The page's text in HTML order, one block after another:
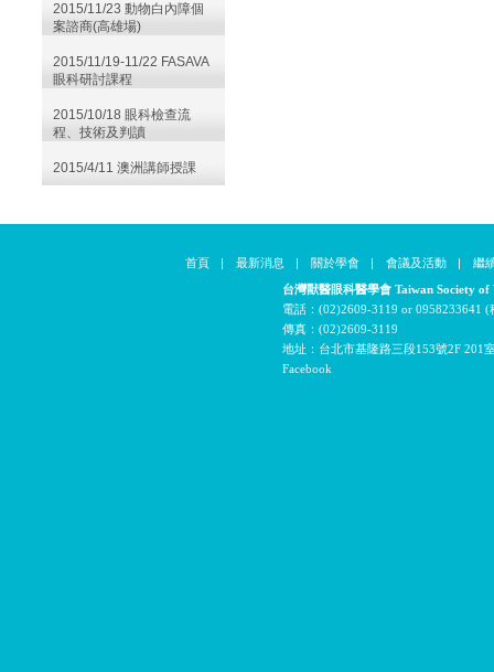
2015/11/23 動物白內障個
案諮商(高雄場)
2015/11/19-11/22 FASAVA
眼科研討課程
2015/10/18 眼科檢查流
程、技術及判讀
2015/4/11 澳洲講師授課
首頁 | 最新消息 | 關於學會 | 會議及活動 |
繼
台灣獸醫眼科醫學會 Taiwan Society
電話：(02)2609-3119 or 0958233641
傳真：(02)2609-3119
地址：台北市基隆路三段153號2F 201
Facebook